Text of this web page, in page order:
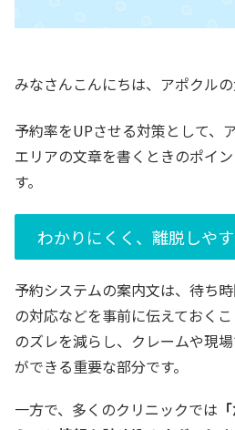
みなさんこんにちは、アポクルの
予約率をUPさせる対策として、
エリアの文章を書くときのポイ
す。
わかりにくく、離脱しや
予約システムの案内文は、待ち
の対応などを事前に伝えておく
のズレを減らし、クレームや現
ができる重要な部分です。
一方で、多くのクリニックでは